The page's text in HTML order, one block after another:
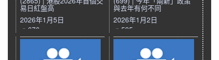
易日紅盤高
2026年1月5日
676
與去年有何不同
2026年1月2日
595